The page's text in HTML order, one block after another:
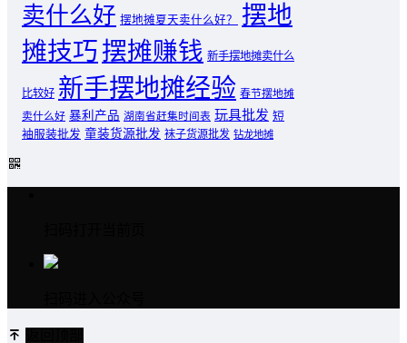
卖什么好 摆地摊夏天卖什么好？
摆地
摊技巧 摆摊赚钱 新手摆地摊卖什么
比较好 新手摆地摊经验 春节摆地摊
卖什么好 暴利产品 湖南省赶集时间表 玩具批发 短
袖服装批发 童装货源批发 袜子货源批发 钻龙地摊